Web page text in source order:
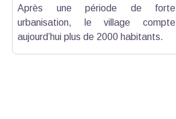
Après une période de forte
urbanisation, le village compte
aujourd’hui plus de 2000 habitants.